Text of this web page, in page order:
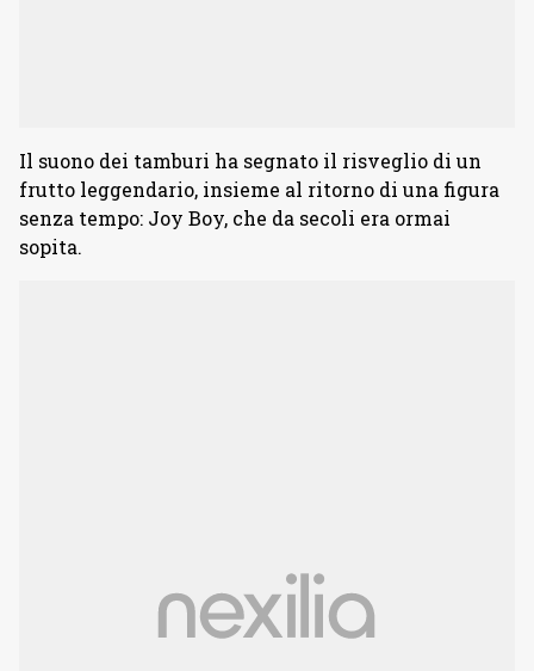
Il suono dei tamburi ha segnato il risveglio di un
frutto leggendario, insieme al ritorno di una figura
senza tempo: Joy Boy, che da secoli era ormai
sopita.